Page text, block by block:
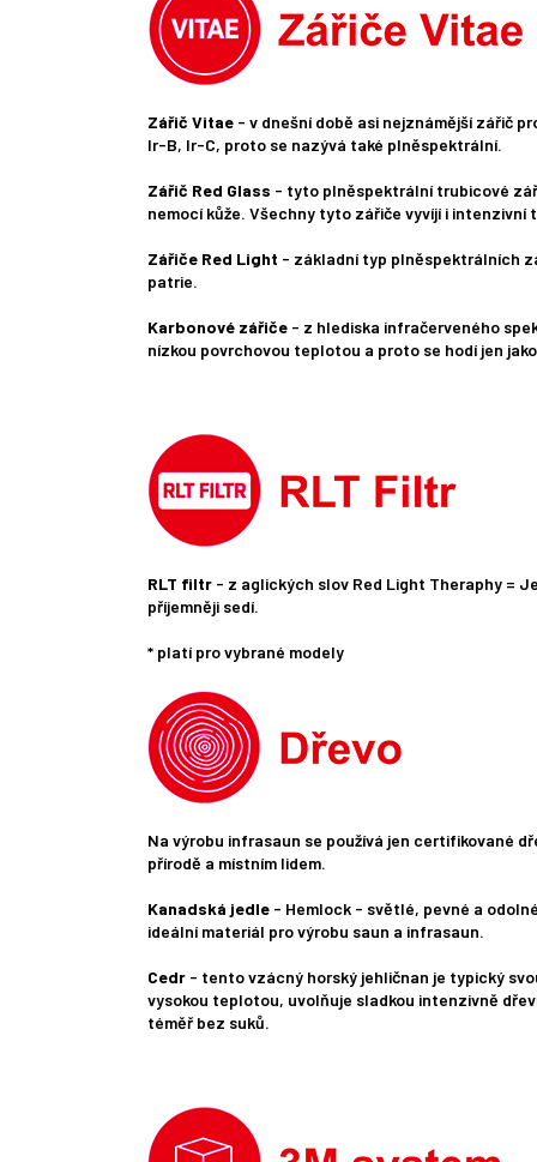
Zářič Vitae - v dnešní době asi nejznámější zářič
Ir-B, Ir-C, proto se nazývá také plněspektrální.
Zářič Red Glass - tyto plněspektrální trubicové
nemocí kůže. Všechny tyto zářiče vyvíjí i
Zářiče Red Light - základní typ plněspektrálních
patrie.
Karbonové zářiče - z hlediska infračerveného
nízkou povrchovou teplotou a proto se hodí jen
RLT filtr - z aglických slov Red Light Theraphy =
příjemněji sedí.
* platí pro vybrané modely
Na výrobu infrasaun se používá jen certifikované
přírodě a místním lidem.
Kanadská jedle - Hemlock - světlé, pevné a
ideální materiál pro výrobu saun a infrasaun.
Cedr - tento vzácný horský jehličnan je typický
vysokou teplotou, uvolňuje sladkou intenzivně
téměř bez suků.